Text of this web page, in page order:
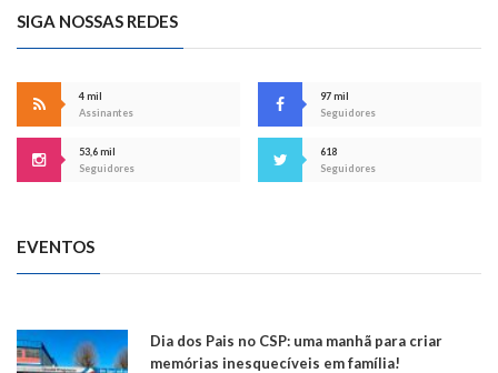
SIGA NOSSAS REDES
4 mil
Assinantes
97 mil
Seguidores
53,6 mil
Seguidores
618
Seguidores
EVENTOS
Dia dos Pais no CSP: uma manhã para criar
memórias inesquecíveis em família!